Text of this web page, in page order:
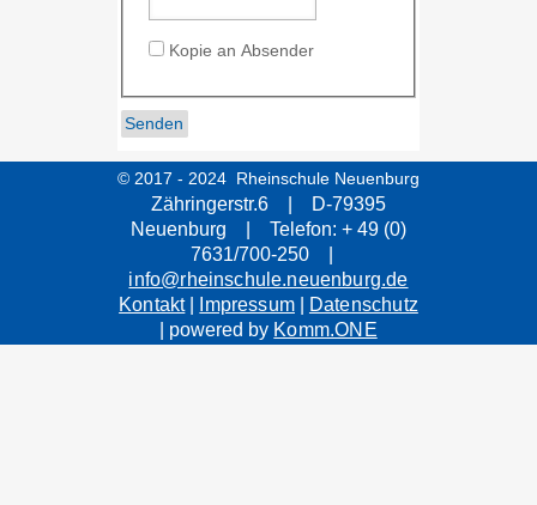
Kopie an Absender
© 2017 - 2024 Rheinschule Neuenburg
Zähringerstr.6 | D-79395
Neuenburg | Telefon: + 49 (0)
7631/700-250 |
info@rheinschule.neuenburg.de
Kontakt| Impressum|
Datenschutz
| powered by Komm.ONE